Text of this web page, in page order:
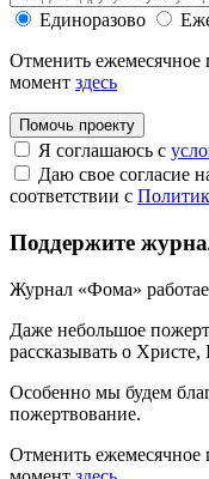
Единоразово
Отменить
момент здесь
Помочь проекту
Я соглашаюсь с
Даю свое согласие
соответствии с
Поддержите
Журнал «Фома»
Даже небольшое
рассказывать о Христе,
Особенно мы будем
пожертвование.
Отменить